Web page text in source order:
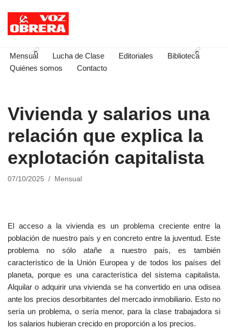
Saltar
contenido
Mensual Lucha de Clase Editoriales
Biblioteca
Quiénes somos
Contacto
Vivienda y salarios una
relación que explica la
explotación capitalista
07/10/2025 Mensual
El acceso a la vivienda es un problema creciente entre la
población de nuestro país y en concreto entre la juventud. Este
problema no sólo atañe a nuestro país, es también
característico de la Unión Europea y de todos los países del
planeta, porque es una característica del sistema capitalista.
Alquilar o adquirir una vivienda se ha convertido en una odisea
ante los precios desorbitantes del mercado inmobiliario. Esto no
sería un problema, o sería menor, para la clase trabajadora si
los salarios hubieran crecido en proporción a los precios.